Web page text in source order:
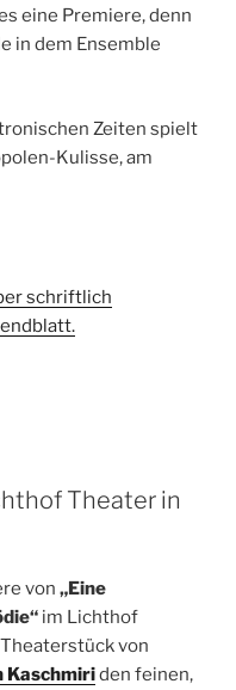
eine Premiere, denn
in dem Ensemble
Zeiten spielt
Kulisse, am
schriftlich
Theater in
von „Eine
im Lichthof
von
Kaschmiriden feinen,